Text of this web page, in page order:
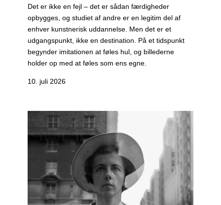
Det er ikke en fejl – det er sådan færdigheder
opbygges, og studiet af andre er en legitim del af
enhver kunstnerisk uddannelse. Men det er et
udgangspunkt, ikke en destination. På et tidspunkt
begynder imitationen at føles hul, og billederne
holder op med at føles som ens egne.
10. juli 2026